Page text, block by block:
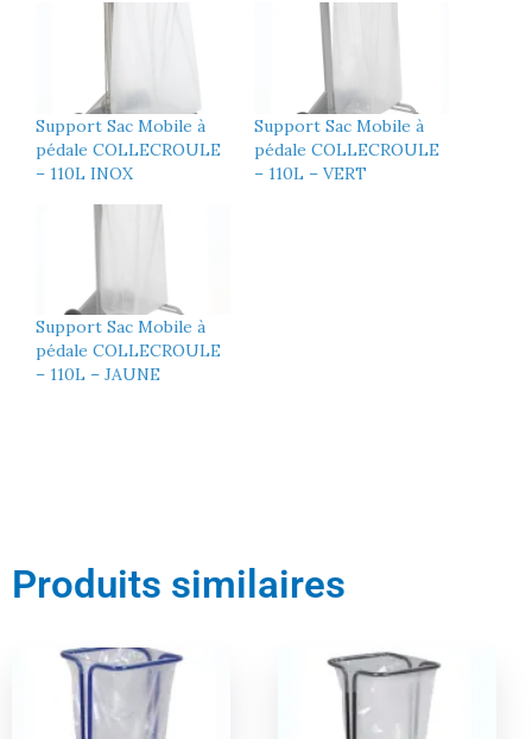
Support Sac Mobile à
pédale COLLECROULE
– 110L INOX
Support Sac Mobile à
pédale COLLECROULE
– 110L – VERT
Support Sac Mobile à
pédale COLLECROULE
– 110L – JAUNE
Produits similaires